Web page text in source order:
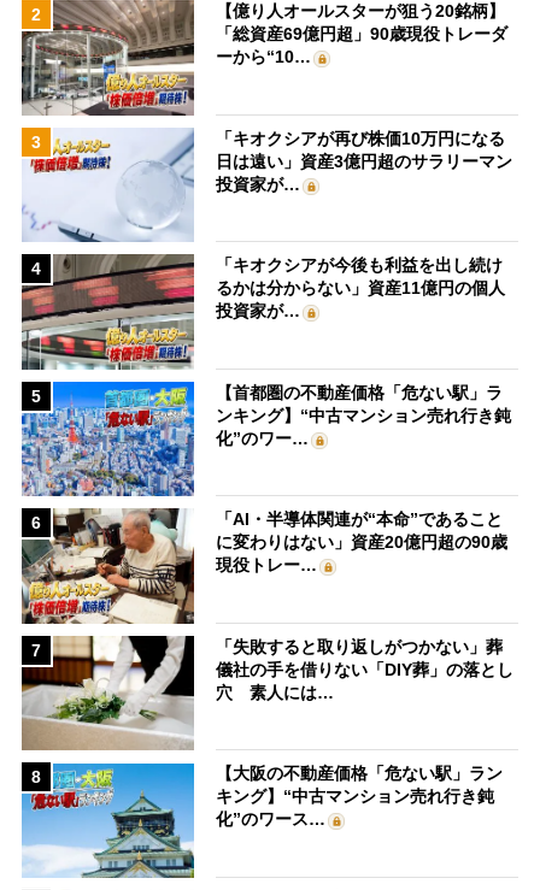
2
【億り人オールスターが狙う20銘柄】
「総資産69億円超」90歳現役トレーダ
ーから“10…
3
「キオクシアが再び株価10万円になる
日は遠い」資産3億円超のサラリーマン
投資家が…
4
「キオクシアが今後も利益を出し続け
るかは分からない」資産11億円の個人
投資家が…
5
【首都圏の不動産価格「危ない駅」ラ
ンキング】“中古マンション売れ行き鈍
化”のワー…
6
「AI・半導体関連が“本命”であること
に変わりはない」資産20億円超の90歳
現役トレー…
7
「失敗すると取り返しがつかない」葬
儀社の手を借りない「DIY葬」の落とし
穴 素人には…
8
【大阪の不動産価格「危ない駅」ラン
キング】“中古マンション売れ行き鈍
化”のワース…